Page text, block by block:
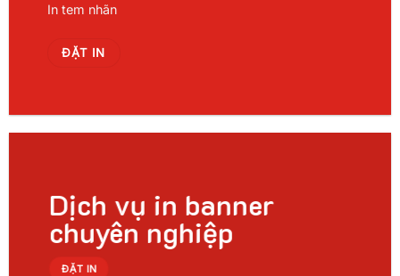
In tem nhãn
ĐẶT IN
Dịch vụ in banner
chuyên nghiệp
ĐẶT IN